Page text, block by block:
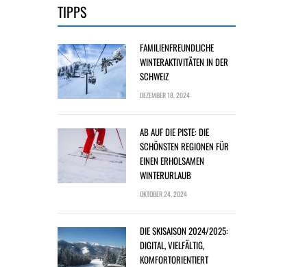
TIPPS
FAMILIENFREUNDLICHE
WINTERAKTIVITÄTEN IN DER
SCHWEIZ
DEZEMBER 18, 2024
AB AUF DIE PISTE: DIE
SCHÖNSTEN REGIONEN FÜR
EINEN ERHOLSAMEN
WINTERURLAUB
OKTOBER 24, 2024
DIE SKISAISON 2024/2025:
DIGITAL, VIELFÄLTIG,
KOMFORTORIENTIERT